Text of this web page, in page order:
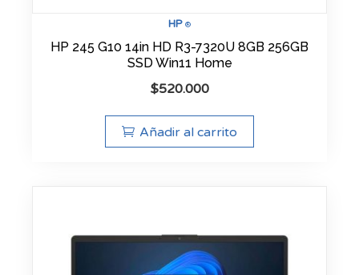
HP ®
HP 245 G10 14in HD R3-7320U 8GB 256GB
SSD Win11 Home
$520.000
Añadir al carrito